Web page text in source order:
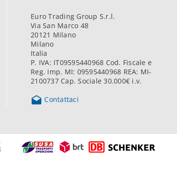
Euro Trading Group S.r.l.
Via San Marco 48
20121 Milano
Milano
Italia
P. IVA: IT09595440968 Cod. Fiscale e
Reg. Imp. MI: 09595440968 REA: MI-
2100737 Cap. Sociale 30.000€ i.v.
 Contattaci